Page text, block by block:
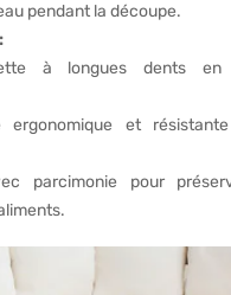
pendant la découpe.
à longues dents en
ergonomique et
parcimonie pour